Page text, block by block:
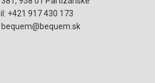
+421 917 430 173
bequem@bequem.sk